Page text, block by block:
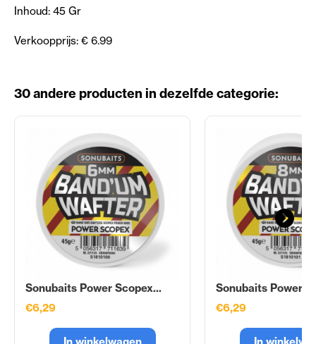
Inhoud: 45 Gr
Verkoopprijs: € 6.99
30 andere producten in dezelfde categorie:
Sonubaits Power Scopex...
€6,29
Sonubaits Power
€6,29